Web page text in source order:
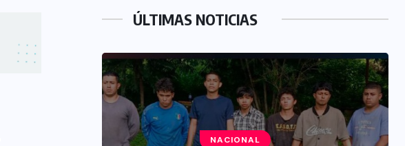
ÚLTIMAS NOTICIAS
NACIONAL